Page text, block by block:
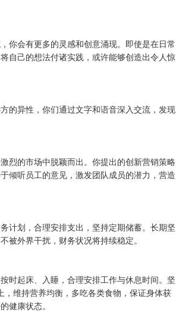
你会有更多的灵感和创意涌现。即使是在日常
自己的想法付诸实践，或许能够创造出令人惊
的异性，你们通过文字和语音深入交流，发现
烈的市场中脱颖而出。你提出的创新营销策略
倾听员工的意见，激发团队成员的潜力，营造
计划，合理安排支出，坚持定期储蓄。长期坚
被外界干扰，财务状况将持续稳定。
时起床、入睡，合理安排工作与休息时间。坚
维持营养均衡，多吃各类食物，保证身体获
健康状态。